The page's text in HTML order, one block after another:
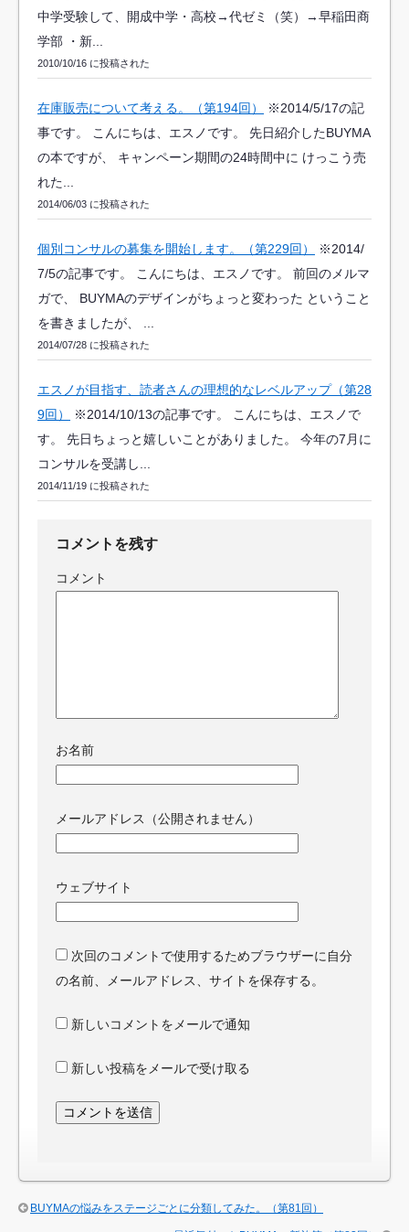
中学受験して、開成中学・高校→代ゼミ（笑）→早稲田商
学部 ・新...
2010/10/16 に投稿された
在庫販売について考える。（第194回）
※2014/5/17の記
事です。 こんにちは、エスノです。 先日紹介したBUYMA
の本ですが、 キャンペーン期間の24時間中に けっこう売
れた...
2014/06/03 に投稿された
個別コンサルの募集を開始します。（第229回）
※2014/
7/5の記事です。 こんにちは、エスノです。 前回のメルマ
ガで、 BUYMAのデザインがちょっと変わった ということ
を書きましたが、 ...
2014/07/28 に投稿された
エスノが目指す、読者さんの理想的なレベルアップ（第28
9回）
※2014/10/13の記事です。 こんにちは、エスノで
す。 先日ちょっと嬉しいことがありました。 今年の7月に
コンサルを受講し...
2014/11/19 に投稿された
コメントを残す
コメント
お名前
メールアドレス（公開されません）
ウェブサイト
次回のコメントで使用するためブラウザーに自分
の名前、メールアドレス、サイトを保存する。
新しいコメントをメールで通知
新しい投稿をメールで受け取る
BUYMAの悩みをステージごとに分類してみた。（第81回）